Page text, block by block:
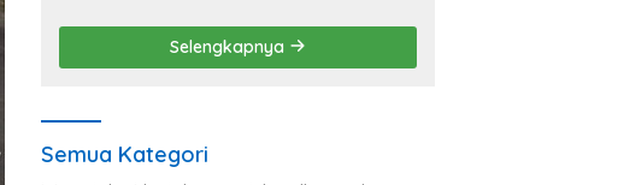
Kondusivitas Aksi Damai
Masyarakat
Selengkapnya
Semua Kategori